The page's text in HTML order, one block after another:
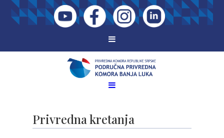
Privredna kretanja